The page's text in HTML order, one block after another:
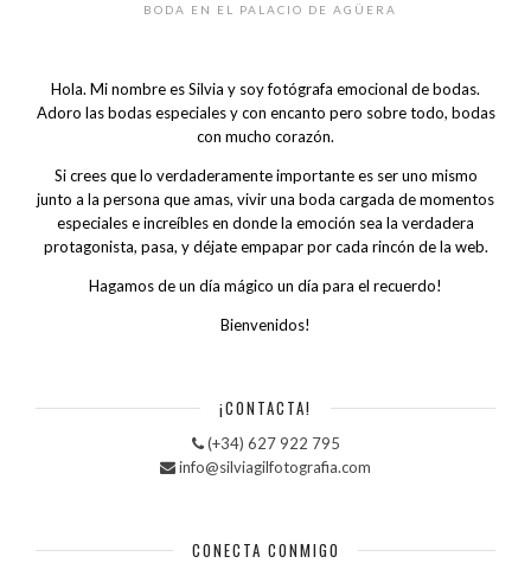
BODA EN EL PALACIO DE AGÜERA
Hola. Mi nombre es Silvia y soy fotógrafa emocional de bodas.
Adoro las bodas especiales y con encanto pero sobre todo, bodas
con mucho corazón.
Si crees que lo verdaderamente importante es ser uno mismo
junto a la persona que amas, vivir una boda cargada de momentos
especiales e increíbles en donde la emoción sea la verdadera
protagonista, pasa, y déjate empapar por cada rincón de la web.
Hagamos de un día mágico un día para el recuerdo!
Bienvenidos!
¡CONTACTA!
(+34) 627 922 795
info@silviagilfotografia.com
CONECTA CONMIGO